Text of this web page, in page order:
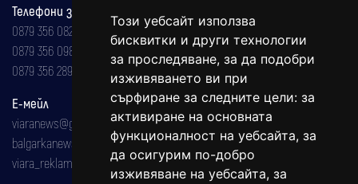
Този уебсайт използва
бисквитки и други технологии
за проследяване, за да подобри
изживяването ви при
сърфиране за следните цели: за
активиране на основната
функционалност на уебсайта, за
да осигурим по-добро
изживяване на уебсайта, за
Телефони за реклама и абонаменти
0879 356 082
0879 356 098
0879 356 289
Е-мейл
viaranews@gmail.com
balgarkanews@gmail.com
viara_reklama@mail.bg